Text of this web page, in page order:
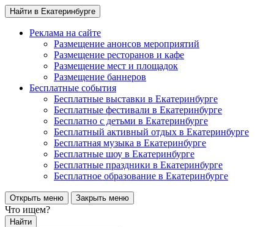
Найти в Екатеринбурге
Реклама на сайте
Размещение анонсов мероприятий
Размещение ресторанов и кафе
Размещение мест и площадок
Размещение баннеров
Бесплатные события
Бесплатные выставки в Екатеринбурге
Бесплатные фестивали в Екатеринбурге
Бесплатно с детьми в Екатеринбурге
Бесплатный активный отдых в Екатеринбурге
Бесплатная музыка в Екатеринбурге
Бесплатные шоу в Екатеринбурге
Бесплатные праздники в Екатеринбурге
Бесплатное образование в Екатеринбурге
Открыть меню Закрыть меню
Что ищем?
Найти